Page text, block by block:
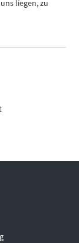
liegen, zu